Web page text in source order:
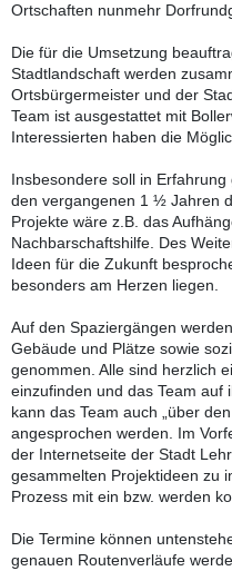
Ortschaften nunmehr
Die für die Umsetzung
Stadtlandschaft werden
Ortsbürgermeister und der
Team ist ausgestattet mit
Interessierten haben die
Insbesondere soll in
den vergangenen 1 ½ Jahren
Projekte wäre z.B. das
Nachbarschaftshilfe. Des
Ideen für die Zukunft
besonders am Herzen liegen.
Auf den Spaziergängen
Gebäude und Plätze sowie
genommen. Alle sind herzlich
einzufinden und das Team auf
kann das Team auch „über
angesprochen werden. Im
der Internetseite der Stadt
gesammelten Projektideen zu
Prozess mit ein bzw. werden
Die Termine können
genauen Routenverläufe